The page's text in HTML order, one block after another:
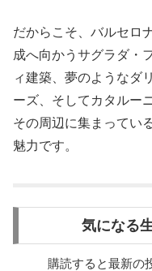
だからこそ、バルセロ
成へ向かうサグラダ・
ィ建築、夢のようなダ
ーズ、そしてカタルー
その周辺に集まってい
魅力です。
気になる
購読すると最新の